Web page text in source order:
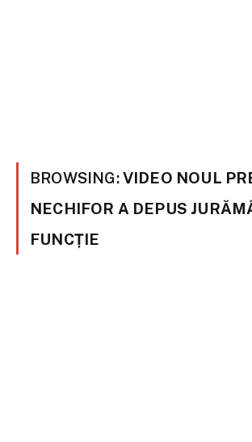
BROWSING:VIDEO NOUL
NECHIFOR A DEPUS
FUNCȚIE